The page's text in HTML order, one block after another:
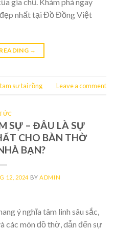
gia chủ. Khám phá ngay
nhất tại Đồ Đồng Việt
→
tam sự tai rồng Leave a comment
SỰ – ĐÂU LÀ SỰ
CHO BÀN THỜ
BẠN?
12, 2024 BYADMIN
ý nghĩa tâm linh sâu sắc,
các món đồ thờ, dẫn đến sự